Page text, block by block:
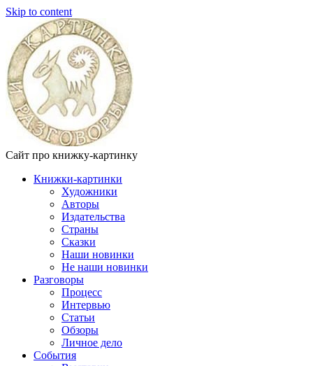
Skip to content
Сайт про книжку-картинку
Книжки-картинки
Художники
Авторы
Издательства
Страны
Сказки
Наши новинки
Не наши новинки
Разговоры
Процесс
Интервью
Статьи
Обзоры
Личное дело
События